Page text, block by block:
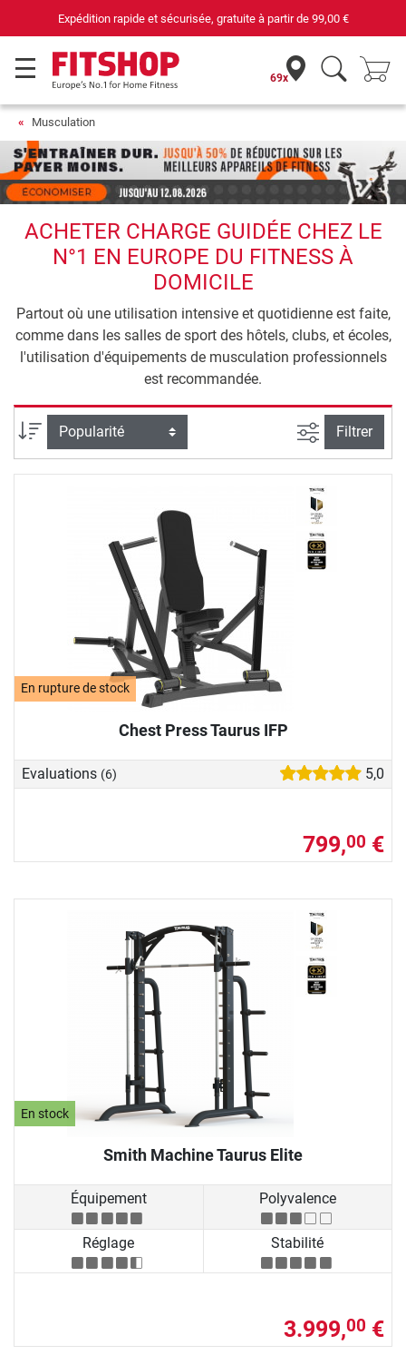
Votre expert du fitness à domicile depuis 42 ans
69x
Musculation
ACHETER CHARGE GUIDÉE CHEZ LE
N°1 EN EUROPE DU FITNESS À
DOMICILE
Partout où une utilisation intensive et quotidienne est faite,
comme dans les salles de sport des hôtels, clubs, et écoles,
l'utilisation d'équipements de musculation professionnels
est recommandée.
Trier par Filtrer la
Filtrer
En rupture de stock
Chest Press Taurus IFP
Evaluations (6) 5,0
799,00 €
En stock
Smith Machine Taurus Elite
Équipement Polyvalence
Réglage Stabilité
3.999,00 €